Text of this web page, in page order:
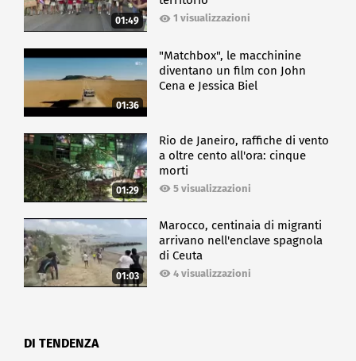
01:49 1 visualizzazioni
01:36
"Matchbox", le macchinine
diventano un film con John
Cena e Jessica Biel
01:29
Rio de Janeiro, raffiche di vento
a oltre cento all'ora: cinque
morti
5 visualizzazioni
01:03
Marocco, centinaia di migranti
arrivano nell'enclave spagnola
di Ceuta
4 visualizzazioni
DI TENDENZA